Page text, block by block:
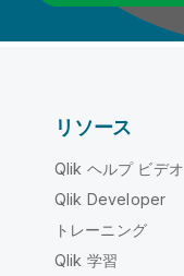
リソース
Qlik ヘルプ ビデオ
Qlik Developer
トレーニング
Qlik 学習